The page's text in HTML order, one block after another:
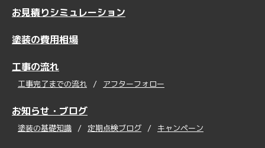
お見積りシミュレーション
塗装の費用相場
工事の流れ
工事完了までの流れ アフターフォロー
お知らせ・ブログ
塗装の基礎知識 定期点検ブログ キャンペーン